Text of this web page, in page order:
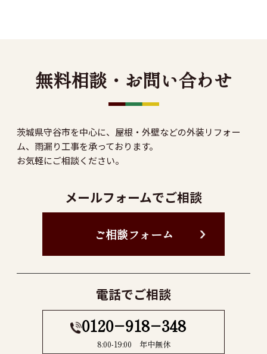
無料相談・お問い合わせ
茨城県守谷市を中心に、屋根・外壁などの外装リフォー
ム、雨漏り工事を承っております。
お気軽にご相談ください。
メールフォームでご相談
ご相談フォーム
電話でご相談
0120−918−348
8:00-19:00 年中無休